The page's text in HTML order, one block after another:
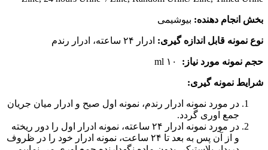
بخش انجام دهنده: بیوشیمی
نوع نمونه قابل اندازه گیری: ادرار ۲۴ ساعته، ادرار رندم
حجم نمونه مورد نیاز:
شرایط نمونه گیری:
در مورد نمونه ادرار رندم، نمونه اول صبح و ادرار میان جریان
جمع اوری گردد.
در مورد نمونه ادرار ۲۴ ساعته، نمونه ادرار اول را دور ریخته
و از آن پس به بعد تا ۲۴ ساعت، نمونه ادرار خود را در ظروف